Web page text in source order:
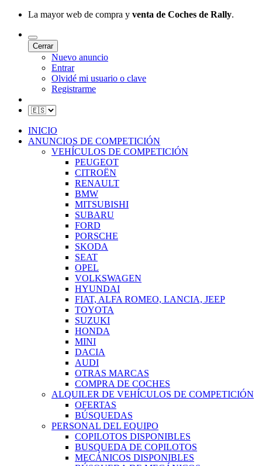
La mayor web de compra y venta de Coches de Rally.
Cerrar
Nuevo anuncio
Entrar
Olvidé mi usuario o clave
Registrarme
INICIO
ANUNCIOS DE COMPETICIÓN
VEHÍCULOS DE COMPETICIÓN
PEUGEOT
CITROËN
RENAULT
BMW
MITSUBISHI
SUBARU
FORD
PORSCHE
SKODA
SEAT
OPEL
VOLKSWAGEN
HYUNDAI
FIAT, ALFA ROMEO, LANCIA, JEEP
TOYOTA
SUZUKI
HONDA
MINI
DACIA
AUDI
OTRAS MARCAS
COMPRA DE COCHES
ALQUILER DE VEHÍCULOS DE COMPETICIÓN
OFERTAS
BÚSQUEDAS
PERSONAL DEL EQUIPO
COPILOTOS DISPONIBLES
BUSQUEDA DE COPILOTOS
MECÁNICOS DISPONIBLES